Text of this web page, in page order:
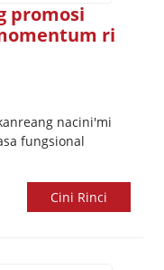
promosi
ri
nacini'mi
fungsional
Cini Rinci